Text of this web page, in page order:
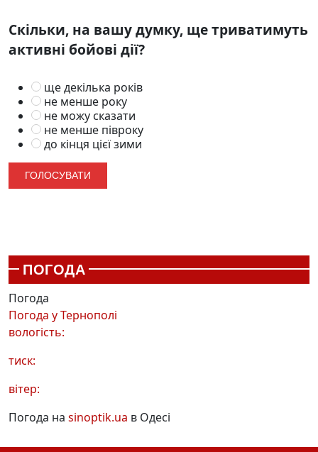
Скільки, на вашу думку, ще триватимуть
активні бойові дії?
ще декілька років
не менше року
не можу сказати
не менше півроку
до кінця цієї зими
ПОГОДА
Погода
Погода уТернополі
вологість:
тиск:
вітер:
Погода на sinoptik.ua в Одесі